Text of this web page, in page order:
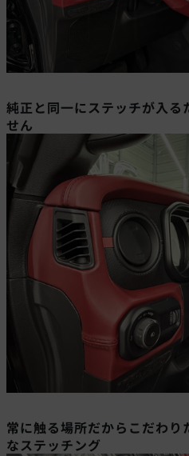
純正と同一にステッチが入る
せん
常に触る場所だからこだわ
なステッチング